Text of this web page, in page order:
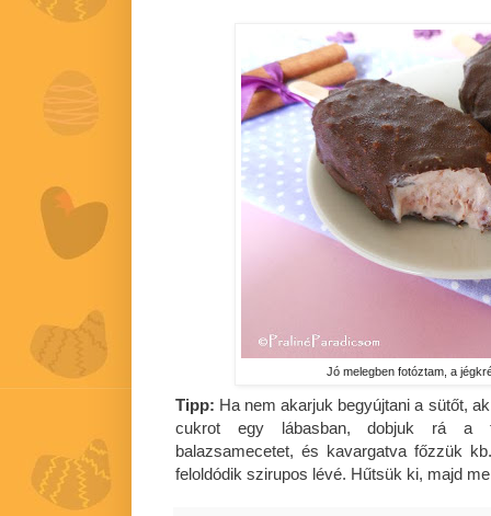
Jó melegben fotóztam, a
Tipp: Ha nem akarjuk begyújtani a sütőt,
cukrot egy lábasban, dobjuk rá a
balazsamecetet, és kavargatva főzzük
feloldódik szirupos lévé. Hűtsük ki, majd